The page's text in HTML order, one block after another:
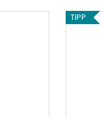
TIPP